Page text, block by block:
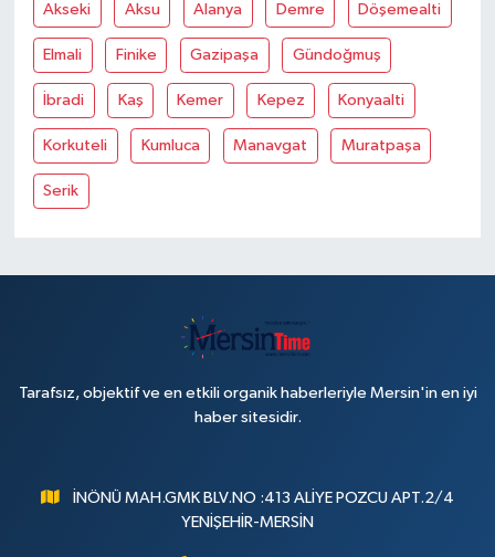
Akseki Aksu Alanya Demre Döşemealti
Elmali Finike Gazipaşa Gündoğmuş
İbradi Kaş Kemer Kepez Konyaalti
Korkuteli Kumluca Manavgat Muratpaşa
Serik
Tarafsız, objektif ve en etkili organik haberleriyle Mersin'in en iyi
haber sitesidir.
İNÖNÜ MAH.GMK BLV.NO :413 ALİYE POZCU APT.2/4
YENİŞEHİR-MERSİN